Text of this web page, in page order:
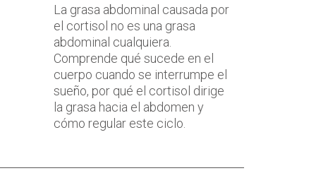
La grasa abdominal causada por
el cortisol no es una grasa
abdominal cualquiera.
Comprende qué sucede en el
cuerpo cuando se interrumpe el
sueño, por qué el cortisol dirige
la grasa hacia el abdomen y
cómo regular este ciclo.